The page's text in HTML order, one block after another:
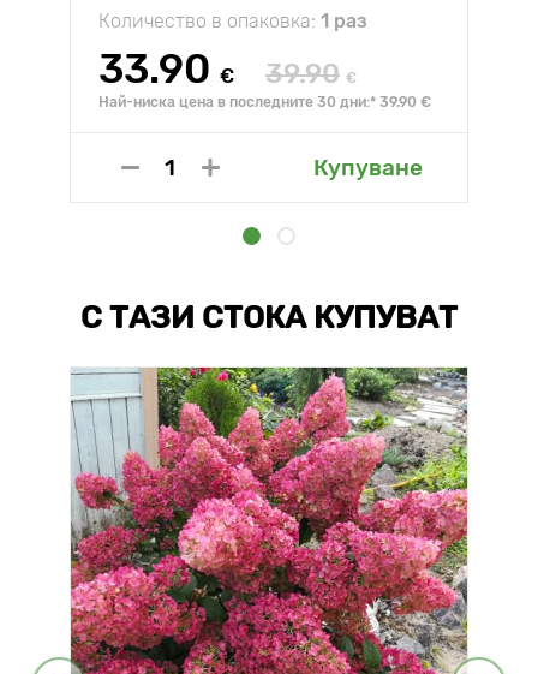
Количество в опаковка: 1 раз
33.90 € 39.90 €
Най-ниска цена в последните 30 дни:* 39.90 €
Купуване
С ТАЗИ СТОКА КУПУВАТ